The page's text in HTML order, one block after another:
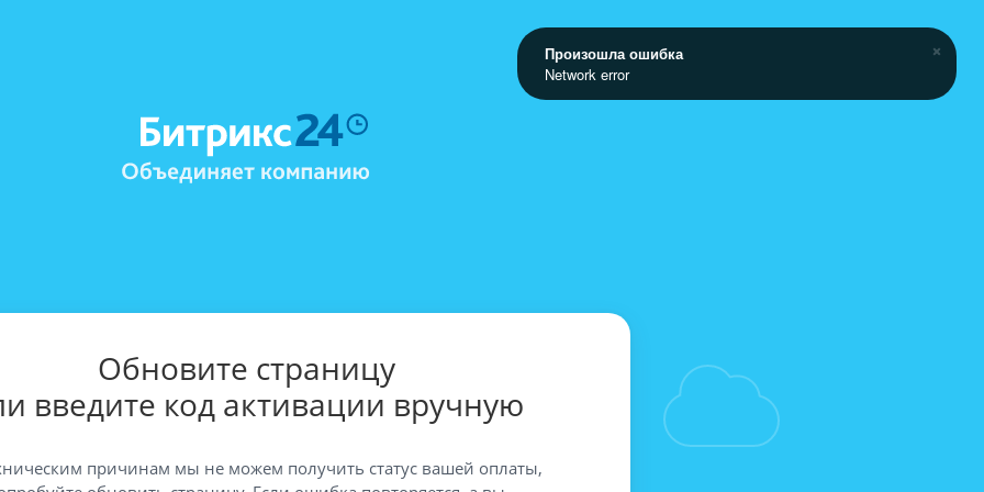
Обновите страницу
введите код активации вручную
причинам мы не можем получить статус вашей оплаты,
Произошла ошибка
Network error